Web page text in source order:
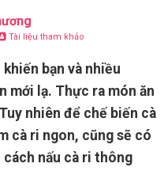
Tài liệu tham khảo
bạn và nhiều
mới lạ. Thực ra món ăn
nhiên để chế biến cà
cà ri ngon, cũng sẽ có
nấu cà ri thông